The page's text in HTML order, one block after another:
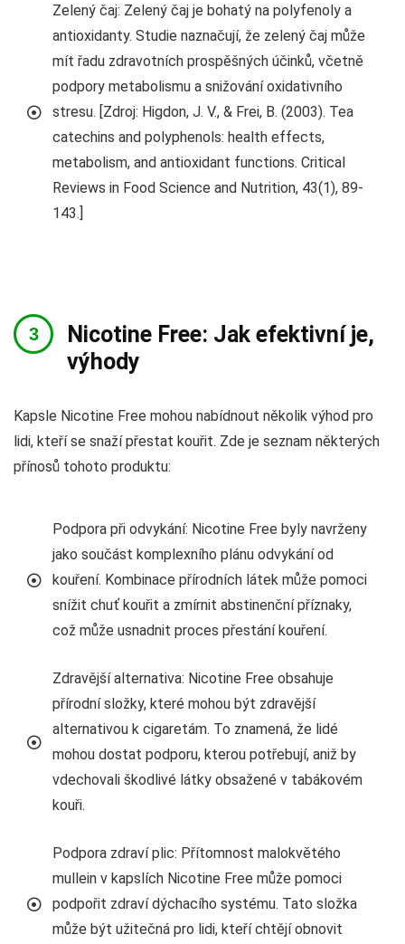
Zelený čaj: Zelený čaj je bohatý na polyfenoly a
antioxidanty. Studie naznačují, že zelený čaj může
mít řadu zdravotních prospěšných účinků, včetně
podpory metabolismu a snižování oxidativního
stresu. [Zdroj: Higdon, J. V., & Frei, B. (2003). Tea
catechins and polyphenols: health effects,
metabolism, and antioxidant functions. Critical
Reviews in Food Science and Nutrition, 43(1), 89-
143.]
Nicotine Free: Jak efektivní je,
výhody
Kapsle Nicotine Free mohou nabídnout několik výhod pro
lidi, kteří se snaží přestat kouřit. Zde je seznam některých
přínosů tohoto produktu:
Podpora při odvykání: Nicotine Free byly navrženy
jako součást komplexního plánu odvykání od
kouření. Kombinace přírodních látek může pomoci
snížit chuť kouřit a zmírnit abstinenční příznaky,
což může usnadnit proces přestání kouření.
Zdravější alternativa: Nicotine Free obsahuje
přírodní složky, které mohou být zdravější
alternativou k cigaretám. To znamená, že lidé
mohou dostat podporu, kterou potřebují, aniž by
vdechovali škodlivé látky obsažené v tabákovém
kouři.
Podpora zdraví plic: Přítomnost malokvětého
mullein v kapslích Nicotine Free může pomoci
podpořit zdraví dýchacího systému. Tato složka
může být užitečná pro lidi, kteří chtějí obnovit